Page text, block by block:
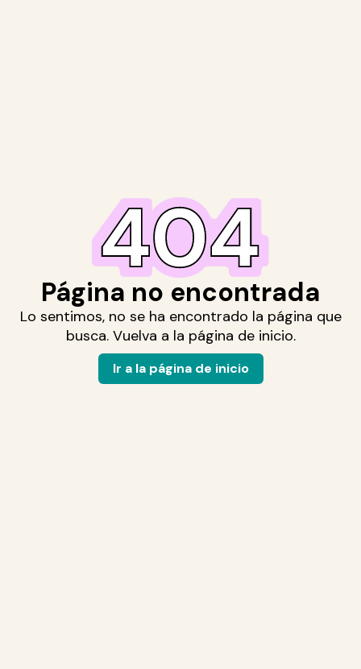
Página no encontrada
Lo sentimos, no se ha encontrado la página que
busca. Vuelva a la página de inicio.
Ir a la página de inicio